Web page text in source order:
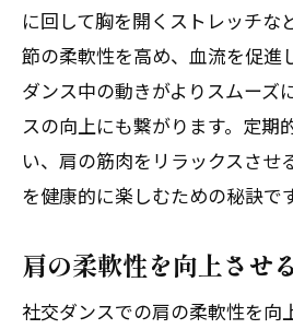
に回して胸を開くストレッチな
節の柔軟性を高め、血流を促進
ダンス中の動きがよりスムーズ
スの向上にも繋がります。定期
い、肩の筋肉をリラックスさせ
を健康的に楽しむための秘訣です
肩の柔軟性を向上させ
社交ダンスでの肩の柔軟性を向